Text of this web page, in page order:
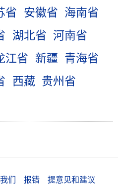
省 安徽省 海南省
湖北省 河南省
江省 新疆 青海省
西藏 贵州省
我们 报错 提意见和建议